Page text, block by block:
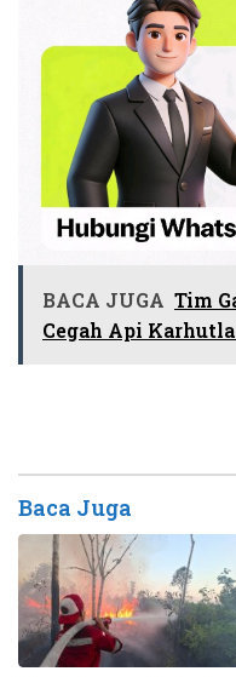
BACA JUGA Tim
Cegah Api
Baca Juga